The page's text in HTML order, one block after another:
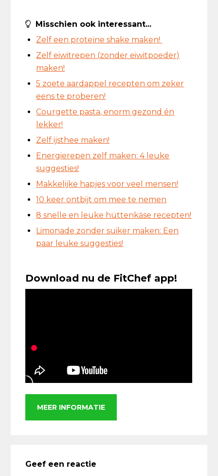
Misschien ook interessant...
Zelf een proteïne shake maken!
Zelf eiwitrepen (zonder eiwitpoeder)
maken!
5 zoete aardappel recepten om zeker
eens te proberen!
Courgette pasta, enorm gezond én
lekker!
Zelf ijsthee maken!
Energierepen zelf maken: 4 leuke
suggesties!
Makkelijke hapjes voor veel mensen!
10 keer ontbijt om mee te nemen
8 snelle en leuke hüttenkäse recepten!
Limonade zonder suiker maken: Een
paar leuke suggesties!
Download nu de FitChef app!
MEER INFORMATIE
Interacties
Geef een reactie